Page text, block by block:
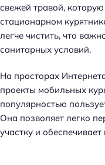
свежей травой,
стационарном
легче чистить, что
санитарных условий.
На просторах
проекты мобильных
популярностью
Она позволяет легко
участку и